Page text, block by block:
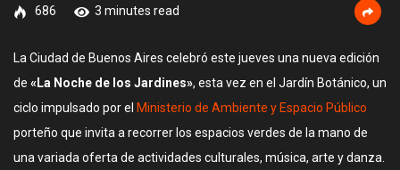
686 3 minutes read
La Ciudad de Buenos Aires celebró este jueves una nueva edición
de «La Noche de los Jardines», esta vez en el Jardín Botánico, un
ciclo impulsado por el Ministerio de Ambiente y Espacio Público
porteño que invita a recorrer los espacios verdes de la mano de
una variada oferta de actividades culturales, música, arte y danza.